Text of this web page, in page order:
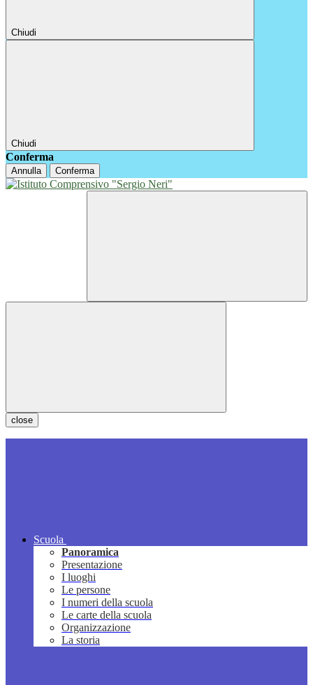
Chiudi
Chiudi
Conferma
Annulla Conferma
close
Scuola
Panoramica
Presentazione
I luoghi
Le persone
I numeri della scuola
Le carte della scuola
Organizzazione
La storia